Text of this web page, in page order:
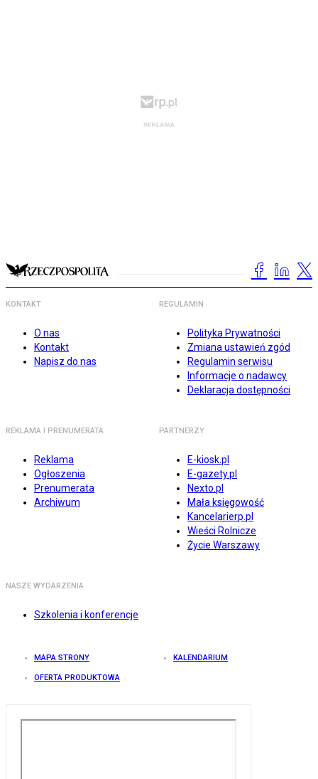
KONTAKT
O nas
Kontakt
Napisz do nas
REGULAMIN
Polityka Prywatności
Zmiana ustawień zgód
Regulamin serwisu
Informacje o nadawcy
Deklaracja dostępności
REKLAMA I PRENUMERATA
Reklama
Ogłoszenia
Prenumerata
Archiwum
PARTNERZY
E-kiosk.pl
E-gazety.pl
Nexto.pl
Mała księgowość
Kancelarierp.pl
Wieści Rolnicze
Życie Warszawy
NASZE WYDARZENIA
Szkolenia i konferencje
MAPA STRONY KALENDARIUM
OFERTA PRODUKTOWA